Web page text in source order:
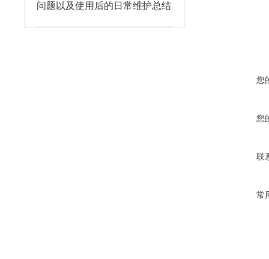
问题以及使用后的日常维护总结
您
您
联
常